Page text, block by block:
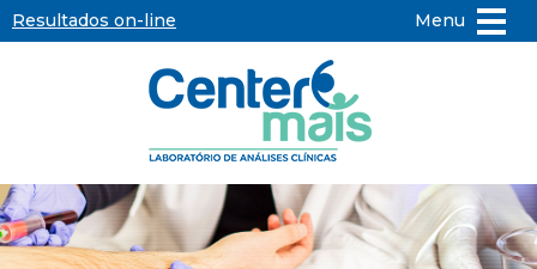
Resultados on-line Menu
Center
Mais